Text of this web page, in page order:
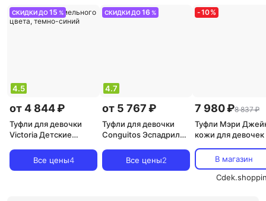
СКИДКИ ДО15 %
4.5
от 4 844 ₽
Туфли для девочки
Victoria Детские
эспадрильи с
эластичными боками
Все цены4
СКИДКИ ДО16 %
4.7
от 5 767 ₽
Туфли для девочки
Conguitos Эспадрильи
джутовой подошвой и
застежкой-пряжкой,
Все цены2
-10%
7 980 ₽8 837 ₽
Туфли Мэри
кожи для девочек
Pablosky, белый
В магазин